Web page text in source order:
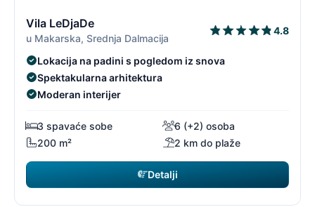
Vila LeDjaDe
u Makarska, Srednja Dalmacija
4.8
Lokacija na padini s pogledom iz snova
Spektakularna arhitektura
Moderan interijer
3 spavaće sobe
6 (+2) osoba
200 m²
2 km do plaže
Detalji